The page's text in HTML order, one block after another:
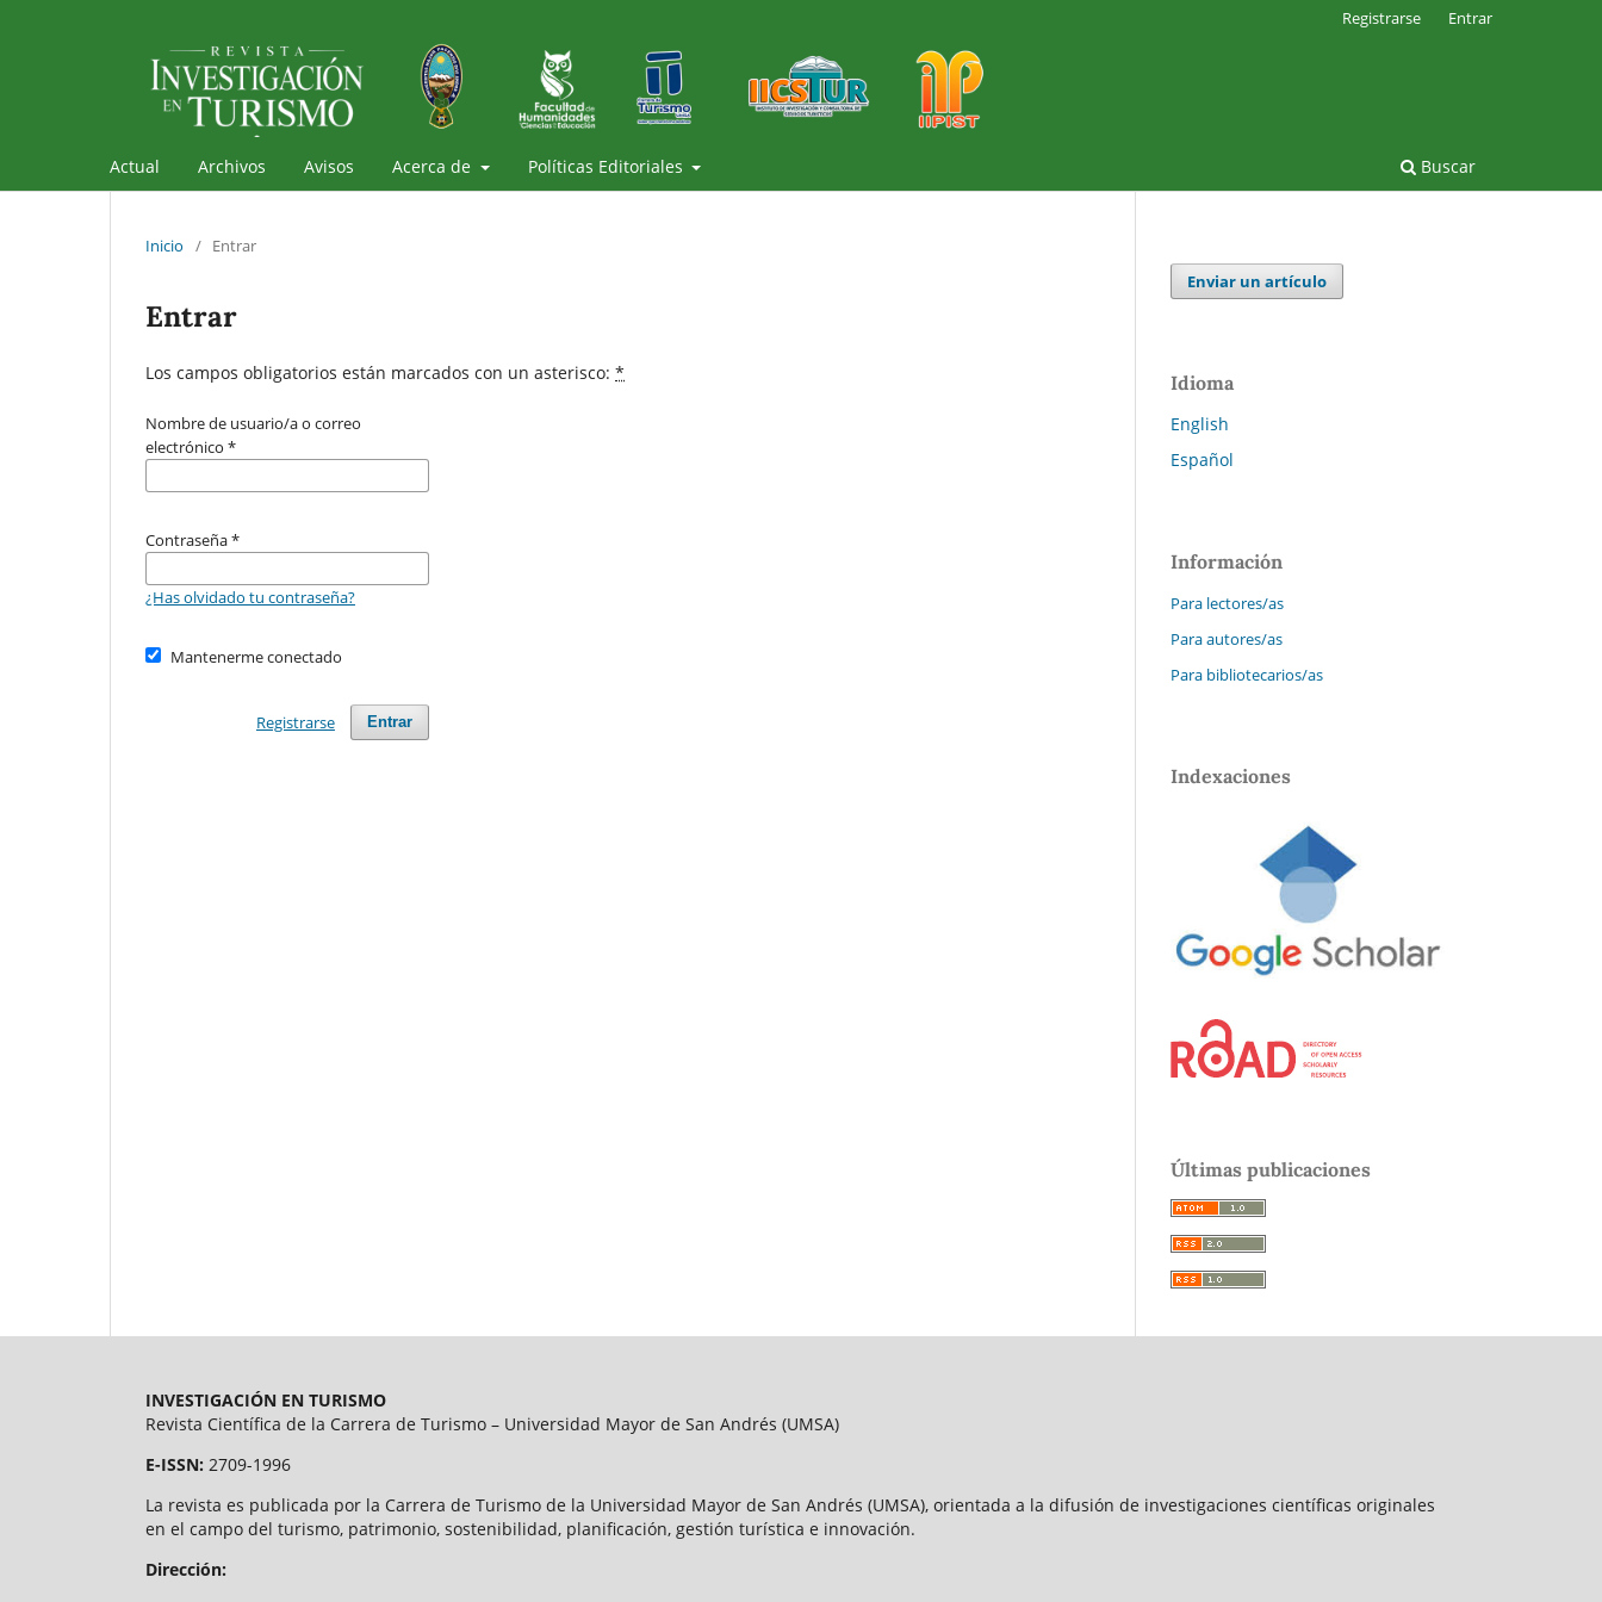
Actual Archivos Avisos Acerca de Políticas Editoriales Buscar
Registrarse Entrar
Inicio / Entrar
Entrar
Los campos obligatorios están marcados con un asterisco: *
Nombre de usuario/a o correo
electrónico *
Contraseña*
¿Has olvidado tu contraseña?
Mantenerme conectado
Entrar
Registrarse
Enviar un artículo
Idioma
English
Español
Información
Para lectores/as
Para autores/as
Para bibliotecarios/as
Indexaciones
Últimas publicaciones
INVESTIGACIÓN EN TURISMO
Revista Científica de la Carrera de Turismo – Universidad Mayor de San Andrés (UMSA)
E-ISSN: 2709-1996
La revista es publicada por la Carrera de Turismo de la Universidad Mayor de San Andrés (UMSA), orientada a la difusión de investigaciones científicas originales
en el campo del turismo, patrimonio, sostenibilidad, planificación, gestión turística e innovación.
Dirección: